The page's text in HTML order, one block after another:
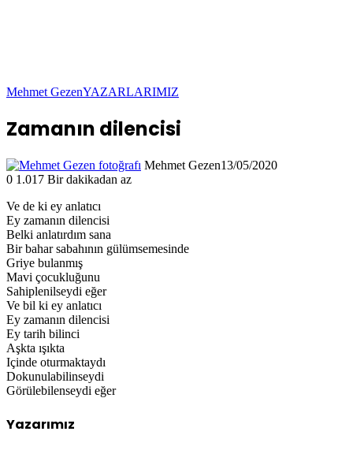
Mehmet GezenYAZARLARIMIZ
Zamanın dilencisi
Mehmet Gezen13/05/2020
0 1.017 Bir dakikadan az
Ve de ki ey anlatıcı
Ey zamanın dilencisi
Belki anlatırdım sana
Bir bahar sabahının gülümsemesinde
Griye bulanmış
Mavi çocukluğunu
Sahiplenilseydi eğer
Ve bil ki ey anlatıcı
Ey zamanın dilencisi
Ey tarih bilinci
Aşkta ışıkta
Içinde oturmaktaydı
Dokunulabilinseydi
Görülebilenseydi eğer
Yazarımız